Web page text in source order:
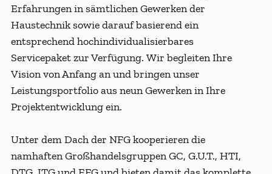
Erfahrungen in sämtlichen Gewerken der
Haustechnik sowie darauf basierend ein
entsprechend hochindividualisierbares
Servicepaket zur Verfügung. Wir begleiten Ihre
Vision von Anfang an und bringen unser
Leistungsportfolio aus neun Gewerken in Ihre
Projektentwicklung ein.
Unter dem Dach der NFG kooperieren die
namhaften Großhandelsgruppen GC, G.U.T., HTI,